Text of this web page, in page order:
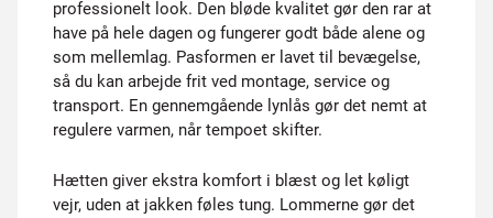
professionelt look. Den bløde kvalitet gør den rar at
have på hele dagen og fungerer godt både alene og
som mellemlag. Pasformen er lavet til bevægelse,
så du kan arbejde frit ved montage, service og
transport. En gennemgående lynlås gør det nemt at
regulere varmen, når tempoet skifter.
Hætten giver ekstra komfort i blæst og let køligt
vejr, uden at jakken føles tung. Lommerne gør det